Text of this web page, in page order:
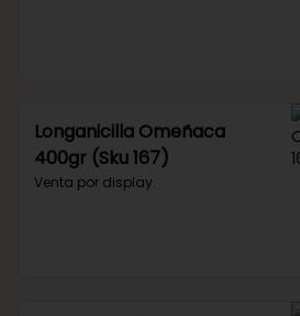
Longanicilla Omeñaca
400gr (Sku 167)
Venta por display.